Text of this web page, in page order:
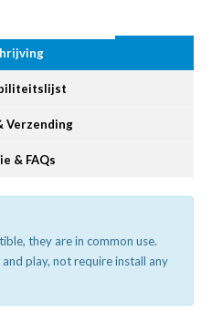
Verzending
& FAQs
they are in common use.
play, not require install any